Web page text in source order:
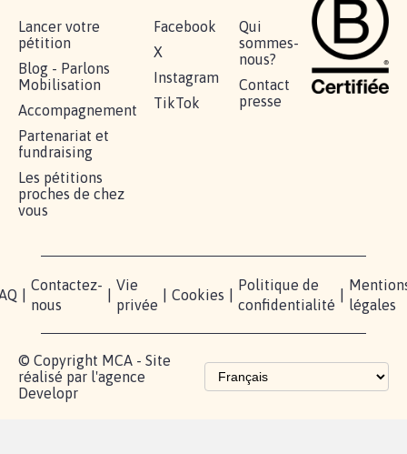
Lancer votre
pétition
Blog - Parlons
Mobilisation
Accompagnement
Partenariat et
fundraising
Les pétitions
proches de chez
vous
Facebook
X
Instagram
TikTok
Qui
sommes-
nous?
Contact
presse
Contactez-
nous
Vie
privée
Cookies
Politique de
confidentialité
légales
© Copyright MCA - Site
réalisé par l'agence
Developr